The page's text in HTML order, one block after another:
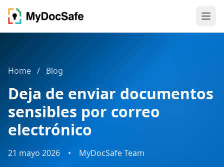
Home / Blog
Deja de enviar documentos
sensibles por correo
electrónico
21 mayo 2026 • MyDocSafe Team